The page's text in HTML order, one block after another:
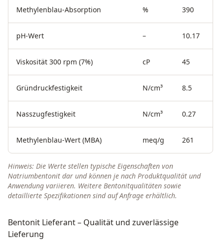
Methylenblau-Absorption % 390
pH-Wert – 10.17
Viskosität 300 rpm (7%) cP 45
Gründruckfestigkeit N/cm³ 8.5
Nasszugfestigkeit N/cm³ 0.27
Methylenblau-Wert (MBA) meq/g 261
Hinweis: Die Werte stellen typische Eigenschaften von
Natriumbentonit dar und können je nach Produktqualität und
Anwendung variieren. Weitere Bentonitqualitäten sowie
detaillierte Spezifikationen sind auf Anfrage erhältlich.
Bentonit Lieferant – Qualität und zuverlässige
Lieferung